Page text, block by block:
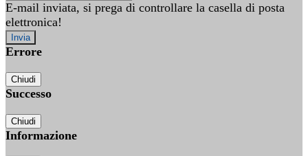
E-mail inviata, si prega di controllare la casella di posta
elettronica!
Errore
Chiudi
Successo
Chiudi
Informazione